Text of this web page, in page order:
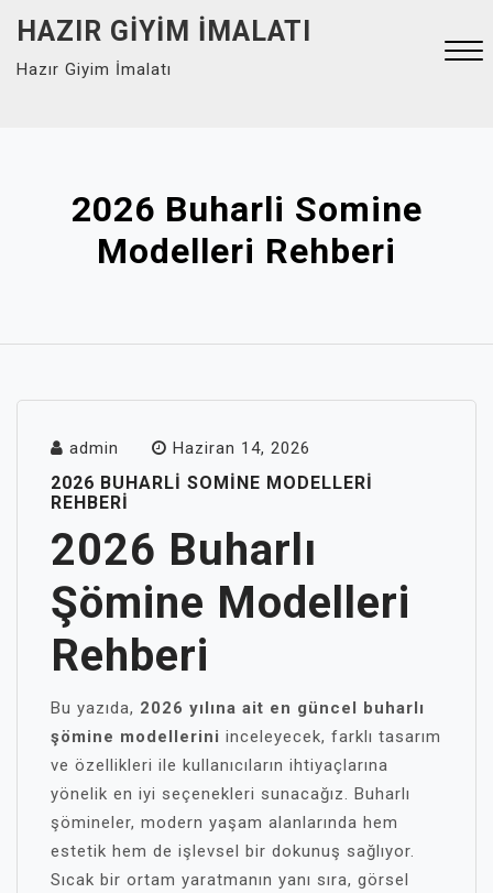
content
HAZIR GIYIM İMALATI
Hazır Giyim İmalatı
2026 Buharli Somine
Modelleri Rehberi
admin Haziran 14, 2026
2026 BUHARLI SOMINE MODELLERI
REHBERI
2026 Buharlı
Şömine Modelleri
Rehberi
Bu yazıda, 2026 yılına ait en güncel buharlı
şömine modellerini inceleyecek, farklı tasarım
ve özellikleri ile kullanıcıların ihtiyaçlarına
yönelik en iyi seçenekleri sunacağız. Buharlı
şömineler, modern yaşam alanlarında hem
estetik hem de işlevsel bir dokunuş sağlıyor.
Sıcak bir ortam yaratmanın yanı sıra, görsel